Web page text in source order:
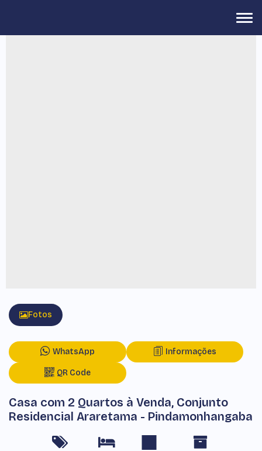
Fotos
WhatsApp Informações
QR Code
Casa com 2 Quartos à Venda, Conjunto
Residencial Araretama - Pindamonhangaba